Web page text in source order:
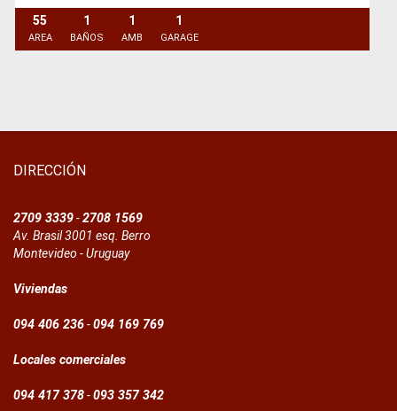
55
AREA
1
BAÑOS
1
AMB
1
GARAGE
DIRECCIÓN
2709 3339-2708 1569
Av. Brasil 3001 esq. Berro
Montevideo - Uruguay
Viviendas
094 406 236-094 169 769
Locales comerciales
094 417 378-093 357 342